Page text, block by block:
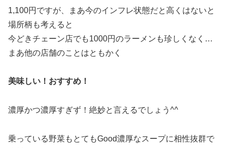
1,100円ですが、まあ今のインフレ状態だと高くはないと
場所柄も考えると
今どきチェーン店でも1000円のラーメンも珍しくなく…
まあ他の店舗のことはともかく
美味しい！おすすめ！
濃厚かつ濃厚すぎず！絶妙と言えるでしょう^^
乗っている野菜もとてもGood濃厚なスープに相性抜群で